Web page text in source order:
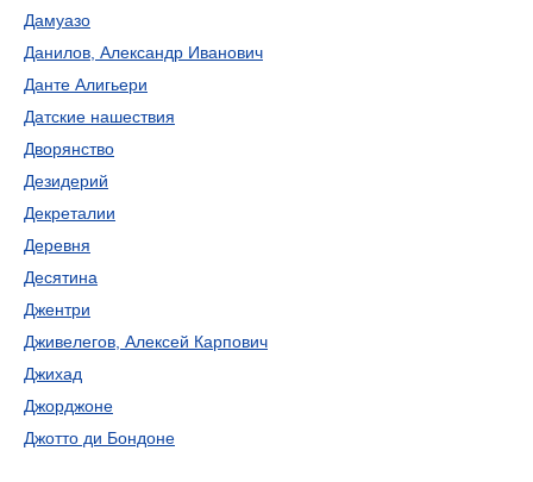
Дамуазо
Данилов, Александр Иванович
Данте Алигьери
Датские нашествия
Дворянство
Дезидерий
Декреталии
Деревня
Десятина
Джентри
Дживелегов, Алексей Карпович
Джихад
Джорджоне
Джотто ди Бондоне